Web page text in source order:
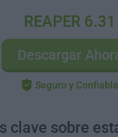
REAPER 6.31
Descargar
Seguro y Confiable
clave sobre